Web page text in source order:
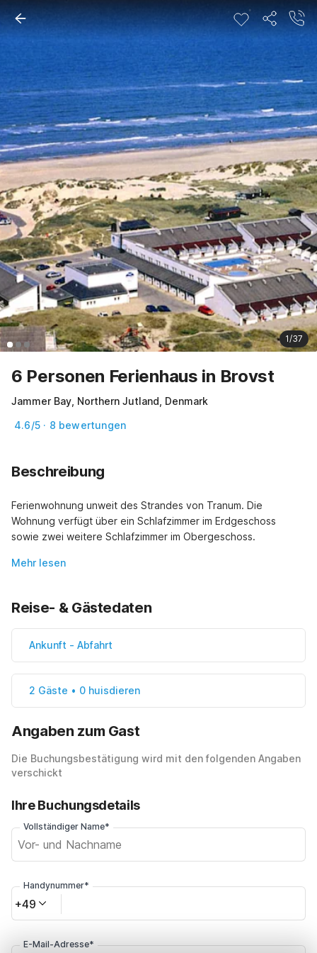
1/37
6 Personen Ferienhaus in Brovst
Jammer Bay, Northern Jutland, Denmark
4.6/5 · 8 bewertungen
Beschreibung
Ferienwohnung unweit des Strandes von Tranum. Die
Wohnung verfügt über ein Schlafzimmer im Erdgeschoss
sowie zwei weitere Schlafzimmer im Obergeschoss.
Mehr lesen
Reise- & Gästedaten
Ankunft - Abfahrt
2 Gäste • 0 huisdieren
Angaben zum Gast
Die Buchungsbestätigung wird mit den folgenden Angaben
verschickt
Ihre Buchungsdetails
Vollständiger Name*
Handynummer*
+49
E-Mail-Adresse*